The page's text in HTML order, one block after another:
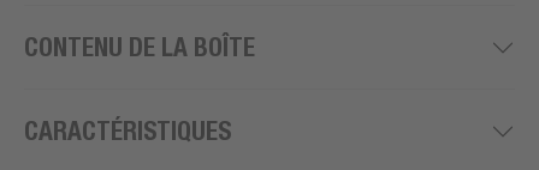
CONTENU DE LA BOÎTE
CARACTÉRISTIQUES